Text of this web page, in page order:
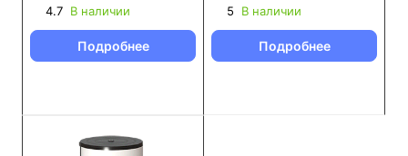
4.7 В наличии
Подробнее
5
В наличии
Подробнее